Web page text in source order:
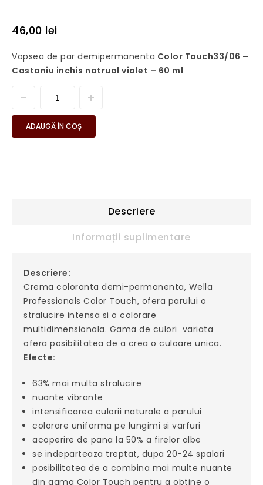
46,00 lei
Vopsea de par demipermanenta Color Touch33/06 –
Castaniu inchis natrual violet – 60 ml
ADAUGĂ ÎN COȘ
Descriere
Informații suplimentare
Descriere:
Crema coloranta demi-permanenta, Wella
Professionals Color Touch, ofera parului o
stralucire intensa si o colorare
multidimensionala. Gama de culori variata
ofera posibilitatea de a crea o culoare unica.
Efecte:
63% mai multa stralucire
nuante vibrante
intensificarea culorii naturale a parului
colorare uniforma pe lungimi si varfuri
acoperire de pana la 50% a firelor albe
se indeparteaza treptat, dupa 20-24 spalari
posibilitatea de a combina mai multe nuante
din gama Color Touch pentru a obtine o